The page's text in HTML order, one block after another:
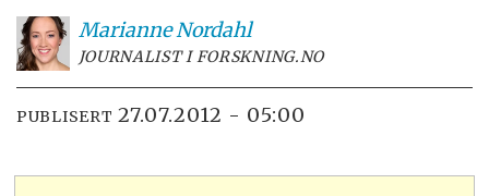
MarianneNordahl
JOURNALIST I FORSKNING.NO
PUBLISERT 27.07.2012 - 05:00